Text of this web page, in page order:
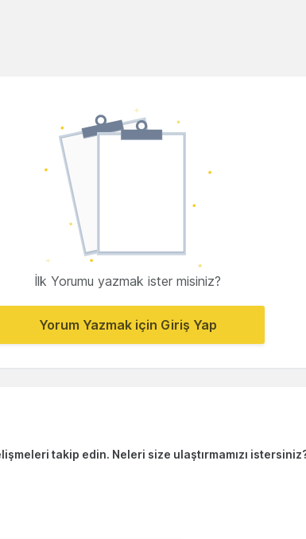
İlk Yorumu yazmak ister misiniz?
Yorum Yazmak için Giriş Yap
takip edin. Neleri size ulaştırmamızı